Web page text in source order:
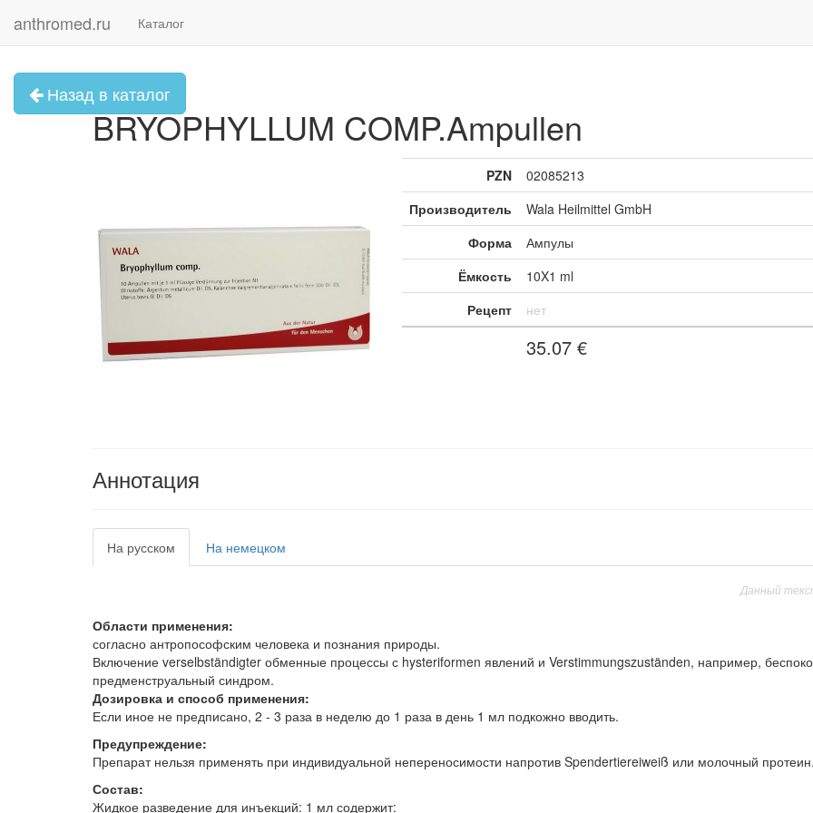
anthromed.ru Каталог
Назад в каталог
BRYOPHYLLUM COMP.Ampullen
PZN
02085213
Производитель
Wala Heilmittel GmbH
Форма
Ампулы
Ёмкость
10X1 ml
Рецепт
нет
35.07 €
Аннотация
На русском На немецком
Данный
Области применения:
согласно антропософским человека и познания природы.
Включение verselbständigter обменные процессы с hysteriformen явлений и Verstimmungszuständen, например,
предменструальный синдром.
Дозировка и способ применения:
Если иное не предписано, 2 - 3 раза в неделю до 1 раза в день 1 мл подкожно вводить.
Предупреждение:
Препарат нельзя применять при индивидуальной непереносимости напротив Spendertiereiweiß или молочный протеин.
Состав:
Жидкое разведение для инъекций: 1 мл содержит: